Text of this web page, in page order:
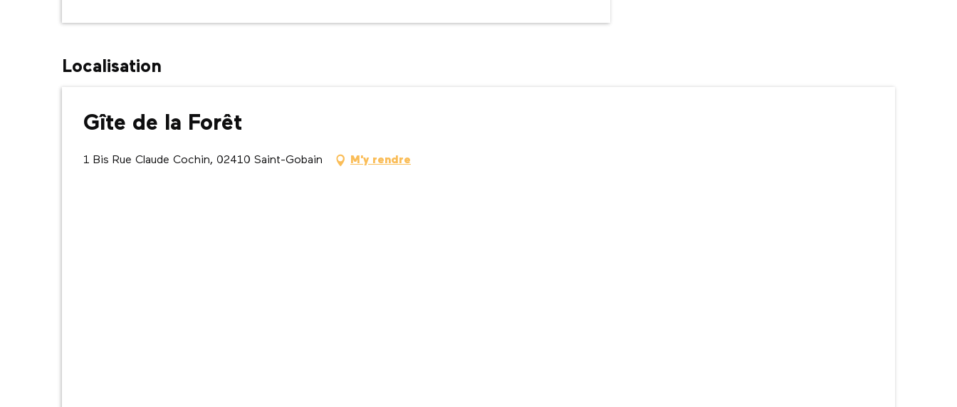
Localisation
Gîte de la Forêt
1 Bis Rue Claude Cochin, 02410 Saint-Gobain M'y rendre